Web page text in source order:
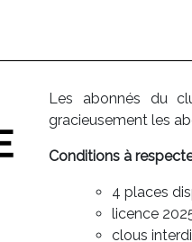
Les abonnés du
gracieusement les
Conditions à
4 places
licence
clous